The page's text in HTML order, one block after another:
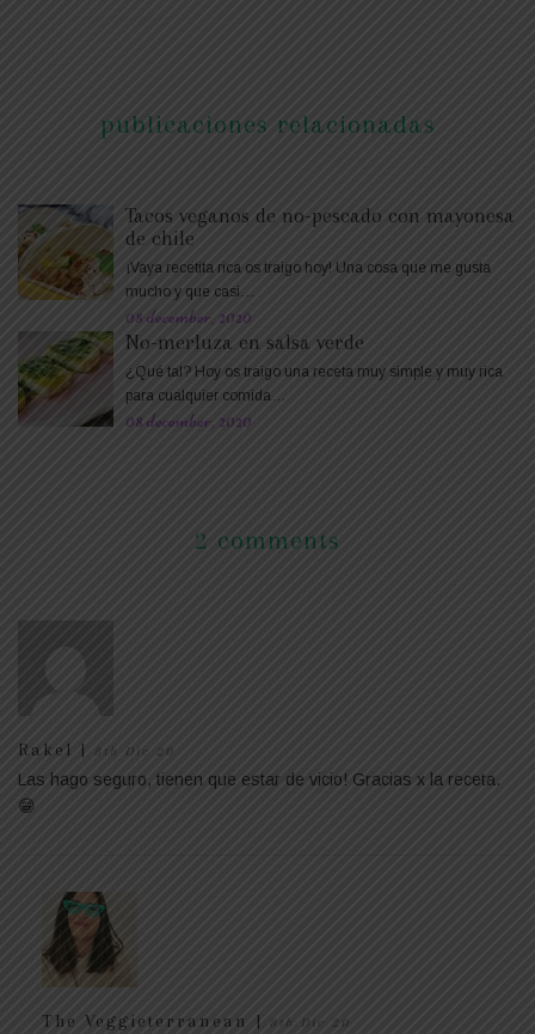
publicaciones relacionadas
Tacos veganos de no-pescado con mayonesa
de chile
¡Vaya recetita rica os traigo hoy! Una cosa que me gusta
mucho y que casi…
08 december, 2020
No-merluza en salsa verde
¿Qué tal? Hoy os traigo una receta muy simple y muy rica
para cualquier comida…
08 december, 2020
2 comments
Rakel | 8th Dic 20
Las hago seguro, tienen que estar de vicio! Gracias x la receta.
😁
The Veggieterranean | 8th Dic 20